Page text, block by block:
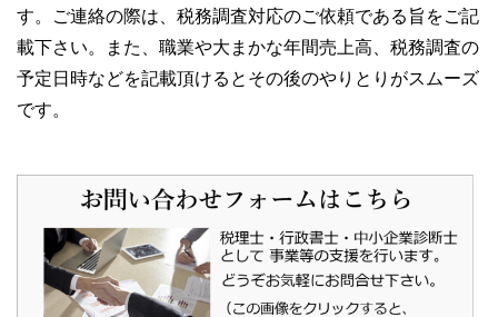
す。ご連絡の際は、税務調査対応のご依頼である旨をご記
載下さい。また、職業や大まかな年間売上高、税務調査の
予定日時などを記載頂けるとその後のやりとりがスムーズ
です。